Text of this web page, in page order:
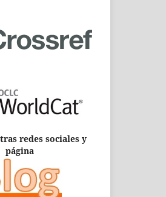
redes sociales y
página